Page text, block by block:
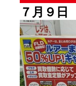
７月９日